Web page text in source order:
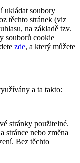
ukládat soubory
těchto stránek (viz
na základě tzv.
souborů cookie
zde, a který můžete
a ta takto:
stránky použitelné.
stránce nebo změna
Bez těchto